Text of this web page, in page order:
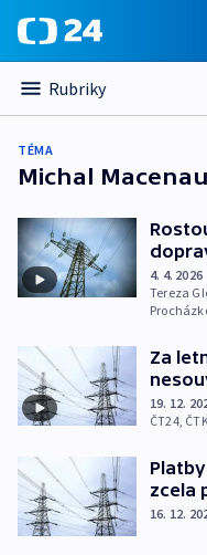
Rubriky
TÉMA
Michal
4. 4. 2026
Tereza
Za
19. 12.
ČT24,
zcela
16. 12.